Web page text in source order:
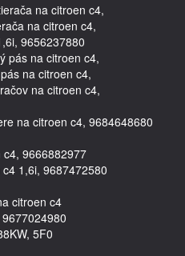
na citroen c4,
na citroen c4,
9656237880
pás na citroen c4,
na citroen c4,
na citroen c4,
na citroen c4, 9684648680
9666882977
1,6i, 9687472580
citroen c4
5F0